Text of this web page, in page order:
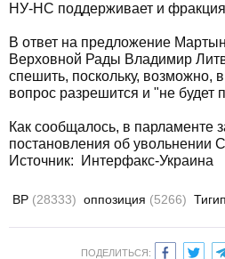
НУ-НС поддерживает и
В ответ на предложение
Верховной Рады Владимир
спешить, поскольку,
вопрос разрешится и "не будет
Как сообщалось, в парламенте
постановления об увольнении
Источник: Интерфакс-Украина
ВР (28333) оппозиция (5266)
ПОДЕЛИТЬСЯ: